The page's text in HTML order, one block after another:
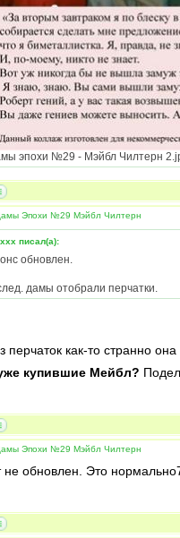
эпохи №29 - Мэйбл Чилтерн
Эпохи №29 Мэйбл Чилтерн
писал(а):
обновлен.
дамы отобрали перчатки.
перчаток как-то странно она
купившие Мейбл?
Эпохи №29 Мэйбл Чилтерн
не обновлен. Это